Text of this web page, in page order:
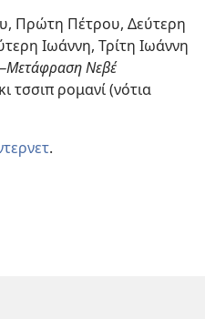
Πρώτη Πέτρου, Δεύτερη
Ιωάννη, Τρίτη Ιωάννη
Νεβέ
τσσιπ ρομανί (νότια
.